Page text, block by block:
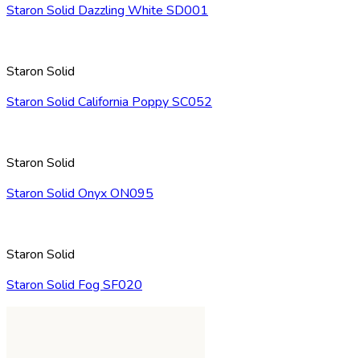
Staron Solid Dazzling White SD001
Staron Solid
Staron Solid California Poppy SC052
Staron Solid
Staron Solid Onyx ON095
Staron Solid
Staron Solid Fog SF020